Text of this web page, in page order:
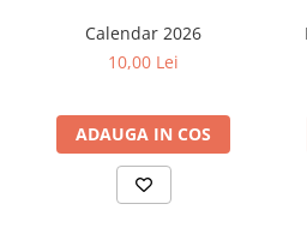
Calendar 2026
10,00 Lei
ADAUGA IN COS